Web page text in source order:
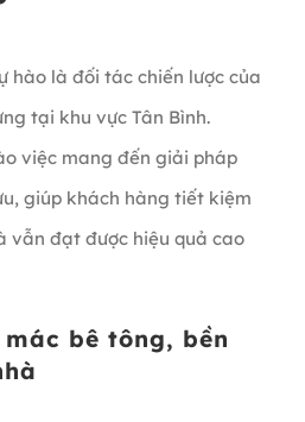
hào là đối tác chiến lược của
tại khu vực Tân Bình.
việc mang đến giải pháp
giúp khách hàng tiết kiệm
vẫn đạt được hiệu quả cao
bê tông, bền